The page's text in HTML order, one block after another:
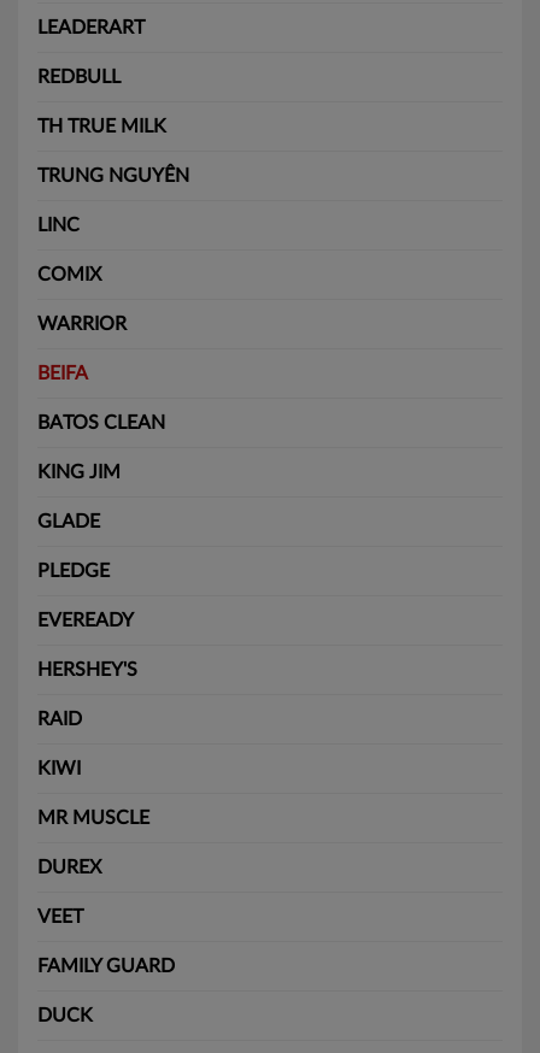
LEADERART
REDBULL
TH TRUE MILK
TRUNG NGUYÊN
LINC
COMIX
WARRIOR
BEIFA
BATOS CLEAN
KING JIM
GLADE
PLEDGE
EVEREADY
HERSHEY'S
RAID
KIWI
MR MUSCLE
DUREX
VEET
FAMILY GUARD
DUCK